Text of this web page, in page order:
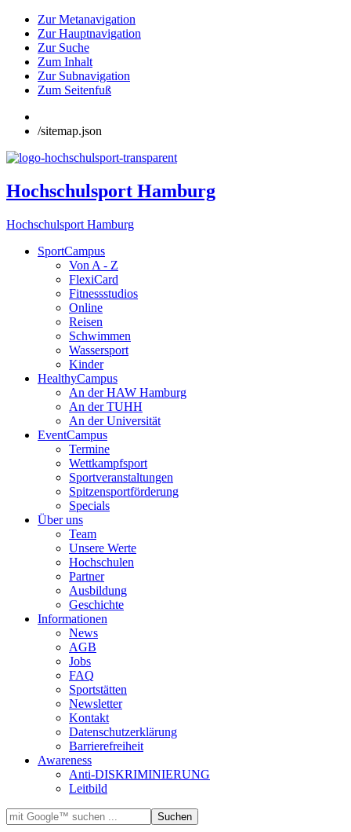
Zur Metanavigation
Zur Hauptnavigation
Zur Suche
Zum Inhalt
Zur Subnavigation
Zum Seitenfuß
/sitemap.json
Hochschulsport Hamburg
Hochschulsport Hamburg
SportCampus
Von A - Z
FlexiCard
Fitnessstudios
Online
Reisen
Schwimmen
Wassersport
Kinder
HealthyCampus
An der HAW Hamburg
An der TUHH
An der Universität
EventCampus
Termine
Wettkampfsport
Sportveranstaltungen
Spitzensportförderung
Specials
Über uns
Team
Unsere Werte
Hochschulen
Partner
Ausbildung
Geschichte
Informationen
News
AGB
Jobs
FAQ
Sportstätten
Newsletter
Kontakt
Datenschutzerklärung
Barrierefreiheit
Awareness
Anti-DISKRIMINIERUNG
Leitbild